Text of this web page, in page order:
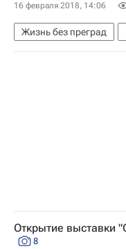
16 февраля 2018, 14:06
Жизнь без преград
Фонд "Подари жизнь"
Открытие выставки
8